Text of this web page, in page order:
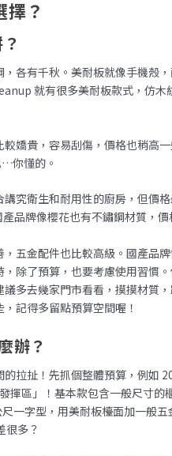
？
各有千秋。美耐板就像手機殼
就有很多美耐板款式，仿
嬌貴，容易刮傷，價格也稍高
你懂的。
究衛生和耐用性的廚房，但價
品牌像櫻花也有不鏽鋼材質，價
五金配件也比較高級。國產品
除了預算，也要考慮使用習慣
多去幾家門市看看，摸摸材質
記得多留點預算空間喔！
辦？
拉扯！先抓個整體預算，例如
揮區」！基本款包含一般尺寸的
一字型，用美耐板檯面加一般
多？